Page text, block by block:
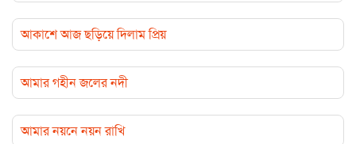
আকাশে আজ ছড়িয়ে দিলাম প্রিয়
আমার গহীন জলের নদী
আমার নয়নে নয়ন রাখি